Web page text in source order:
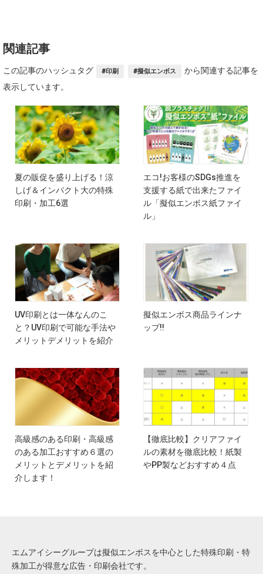
関連記事
この記事のハッシュタグ #印刷 #擬似エンボス
から関連する記事を
表示しています。
夏の販促を盛り上げる！涼
しげ＆インパクト大の特殊
印刷・加工6選
エコ!お客様のSDGs推進を
支援する紙で出来たファイ
ル「擬似エンボス紙ファイ
ル」
UV印刷とは一体なんのこ
と？UV印刷で可能な手法や
メリットデメリットを紹介
擬似エンボス商品ラインナ
ップ!!
高級感のある印刷・高級感
のある加工おすすめ６選の
メリットとデメリットを紹
介します！
【徹底比較】クリアファイ
ルの素材を徹底比較！紙製
やPP製などおすすめ４点
エムアイシーグループは擬似エンボスを中心とした特殊印刷・特
殊加工が得意な広告・印刷会社です。